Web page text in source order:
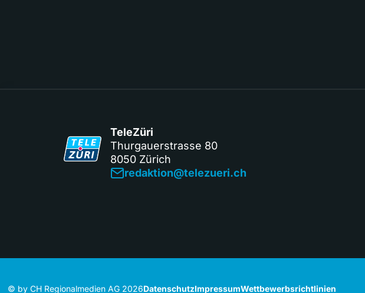
TeleZüri
Thurgauerstrasse 80
8050 Zürich
redaktion@telezueri.ch
© by CH Regionalmedien AG 2026DatenschutzImpressumWettbewerbsrichtlinien